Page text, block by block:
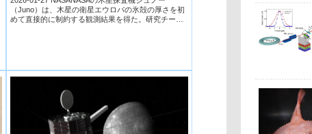
（Juno）は、木星の衛星エウロパの氷殻の厚さを初
めて直接的に制約する観測結果を得た。研究チーム